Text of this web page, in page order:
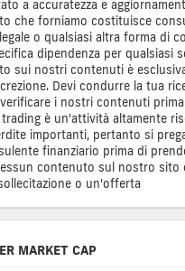
a accuratezza e
che forniamo costituisce
o qualsiasi altra forma di
dipendenza per qualsiasi
sui nostri contenuti è
Devi condurre la tua
verificare i nostri contenuti
è un'attività altamente
importanti, pertanto si
finanziario prima di
contenuto sul nostro sito
o un'offerta
MARKET CAP